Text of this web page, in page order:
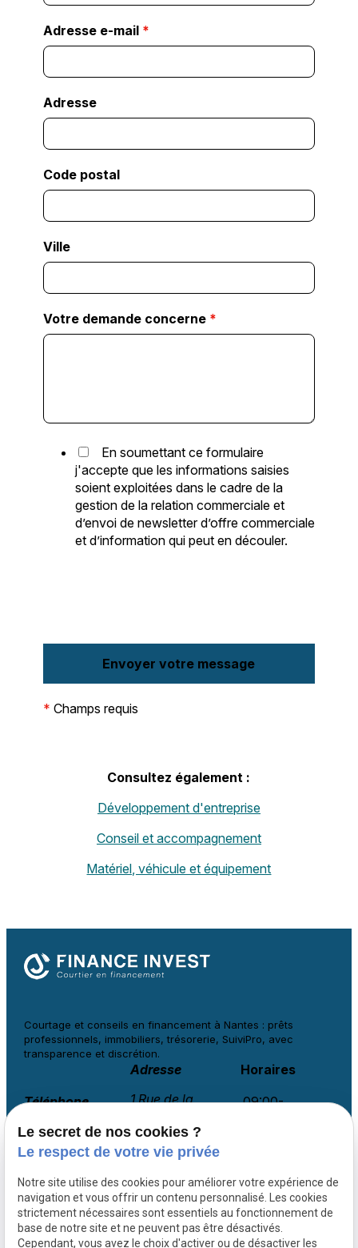
Adresse e-mail *
Adresse
Code postal
Ville
Votre demande concerne *
En soumettant ce formulaire
j'accepte que les informations saisies
soient exploitées dans le cadre de la
gestion de la relation commerciale et
d’envoi de newsletter d’offre commerciale
et d’information qui peut en découler.
* Champs requis
Consultez également :
Développement d'entreprise
Conseil et accompagnement
Matériel, véhicule et équipement
Courtage et conseils en financement à Nantes : prêts
professionnels, immobiliers, trésorerie, SuiviPro, avec
transparence et discrétion.
Téléphone
02 78 77 14 36
Adresse
1 Rue de la
Rocard
44120 VERTOU
Horaires
09:00-
Courtier financement Vendée
Courtier financement Ille-et-Vilaine
Le secret de nos cookies ?
Le respect de votre vie privée
Notre site utilise des cookies pour améliorer votre expérience de
navigation et vous offrir un contenu personnalisé. Les cookies
strictement nécessaires sont essentiels au fonctionnement de
base de notre site et ne peuvent pas être désactivés.
Cependant, vous avez le choix d'activer ou de désactiver les